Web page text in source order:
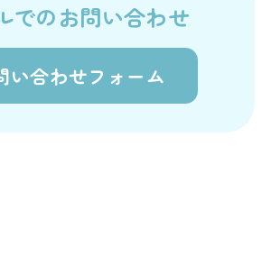
でのお問い合わせ
い合わせフォーム